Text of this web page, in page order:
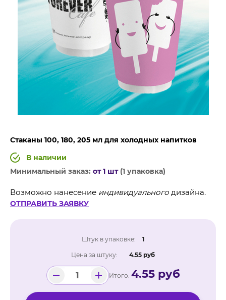
Стаканы 100, 180, 205 мл для холодных напитков
В наличии
Минимальный заказ: от 1 шт(1 упаковка)
Возможно нанесение индивидуального дизайна.
ОТПРАВИТЬ ЗАЯВКУ
Штук в упаковке: 1
Цена за штуку: 4.55 руб
- + Итого: 4.55 руб